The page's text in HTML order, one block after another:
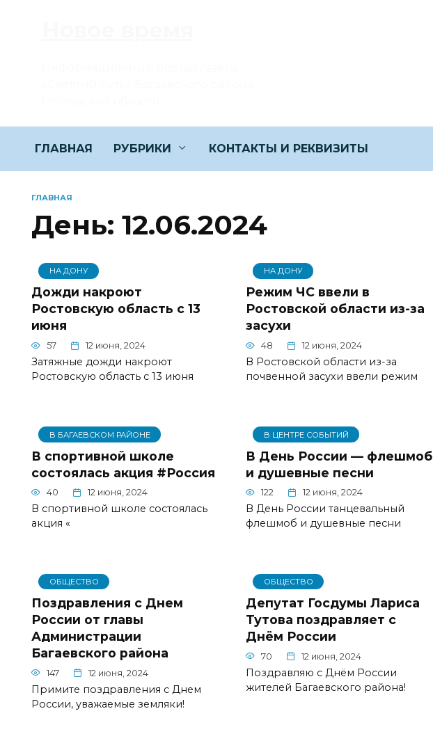
ГЛАВНАЯ РУБРИКИ КОНТАКТЫ И РЕКВИЗИТЫ
ГЛАВНАЯ
День: 12.06.2024
НА ДОНУ
Дожди накроют
Ростовскую область с 13
июня
57 12 июня, 2024
Затяжные дожди накроют
Ростовскую область с 13 июня
НА ДОНУ
Режим ЧС ввели в
Ростовской области из-за
засухи
48 12 июня, 2024
В Ростовской области из-за
почвенной засухи ввели режим
В БАГАЕВСКОМ РАЙОНЕ
В спортивной школе
состоялась акция #Россия
40 12 июня, 2024
В спортивной школе состоялась
акция «
В ЦЕНТРЕ СОБЫТИЙ
В День России — флешмоб
и душевные песни
122 12 июня, 2024
В День России танцевальный
флешмоб и душевные песни
ОБЩЕСТВО
Поздравления с Днем
России от главы
Администрации
Багаевского района
147 12 июня, 2024
Примите поздравления с Днем
России, уважаемые земляки!
ОБЩЕСТВО
Депутат Госдумы Лариса
Тутова поздравляет с
Днём России
70 12 июня, 2024
Поздравляю с Днём России
жителей Багаевского района!